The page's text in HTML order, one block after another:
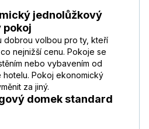
jednolůžkový
pokoj
dobrou volbou pro ty, kteří
nejnižší cenu. Pokoje se
nebo vybavením od
Pokoj ekonomický
za jiný.
domek standard